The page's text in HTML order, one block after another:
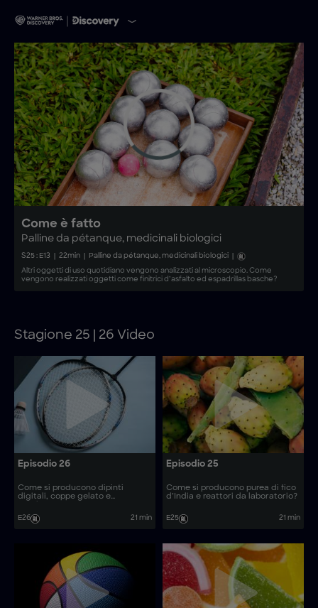
Come è fatto
Palline da pétanque, medicinali biologici
S25: E13 22min Palline da pétanque, medicinali biologici
Altri oggetti di uso quotidiano vengono analizzati al microscopio. Come
vengono realizzati oggetti come finitrici d’asfalto ed espadrillas basche?
Stagione 25 | 26 Video
Episodio 26
Come si producono dipinti
digitali, coppe gelato e
E26
21 min
Episodio 25
Come si producono purea di fico
d’India e reattori da laboratorio?
E25 21 min